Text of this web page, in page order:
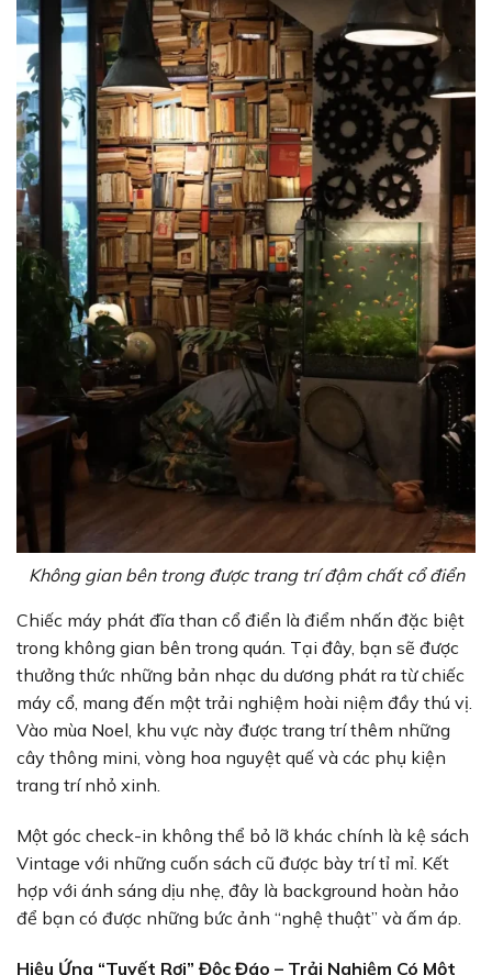
Không gian bên trong được trang trí đậm chất cổ điển
Chiếc máy phát đĩa than cổ điển là điểm nhấn đặc biệt
trong không gian bên trong quán. Tại đây, bạn sẽ được
thưởng thức những bản nhạc du dương phát ra từ chiếc
máy cổ, mang đến một trải nghiệm hoài niệm đầy thú vị.
Vào mùa Noel, khu vực này được trang trí thêm những
cây thông mini, vòng hoa nguyệt quế và các phụ kiện
trang trí nhỏ xinh.
Một góc check-in không thể bỏ lỡ khác chính là kệ sách
Vintage với những cuốn sách cũ được bày trí tỉ mỉ. Kết
hợp với ánh sáng dịu nhẹ, đây là background hoàn hảo
để bạn có được những bức ảnh “nghệ thuật” và ấm áp.
Hiệu Ứng “Tuyết Rơi” Độc Đáo – Trải Nghiệm Có Một